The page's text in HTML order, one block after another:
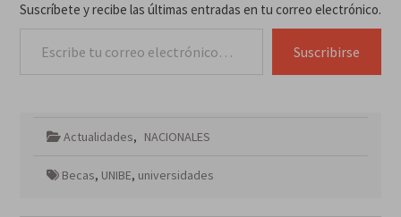
Suscríbete y recibe las últimas entradas en tu correo electrónico.
Suscribirse
Actualidades, NACIONALES
Becas, UNIBE, universidades